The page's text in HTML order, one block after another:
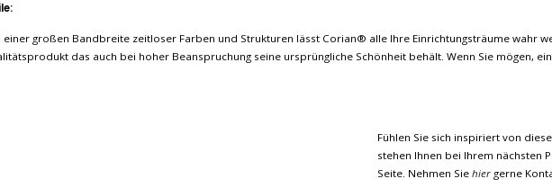
einer großen Bandbreite zeitloser Farben und Strukturen lässt Corian® alle Ihre Einrichtungsträume wahr
das auch bei hoher Beanspruchung seine ursprüngliche Schönheit behält. Wenn Sie mögen,
Fühlen Sie sich inspiriert von
stehen Ihnen bei Ihrem nächsten
Seite. Nehmen Sie hier gerne